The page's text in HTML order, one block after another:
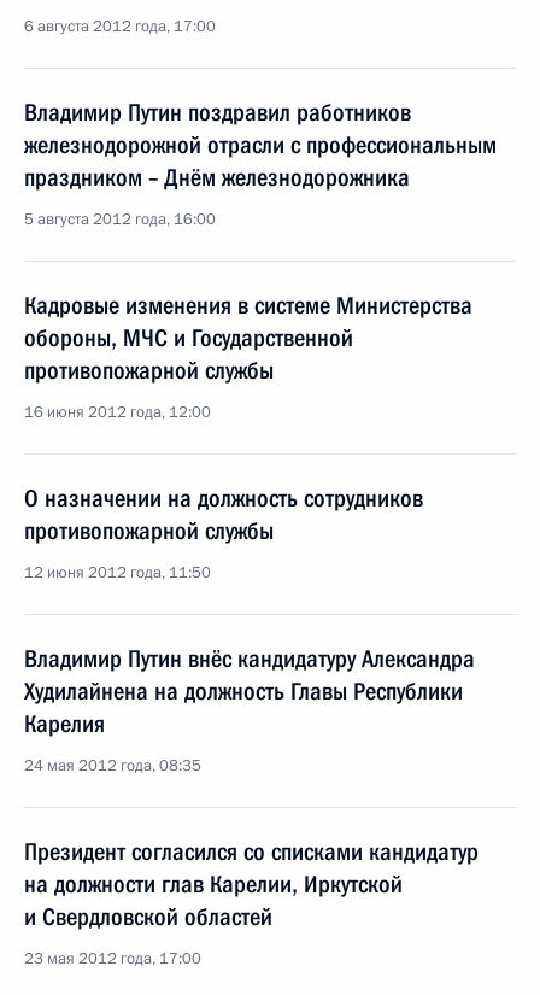
6 августа 2012 года, 17:00
Владимир Путин поздравил работников
железнодорожной отрасли с профессиональным
праздником – Днём железнодорожника
5 августа 2012 года, 16:00
Кадровые изменения в системе Министерства
обороны, МЧС и Государственной
противопожарной службы
16 июня 2012 года, 12:00
О назначении на должность сотрудников
противопожарной службы
12 июня 2012 года, 11:50
Владимир Путин внёс кандидатуру Александра
Худилайнена на должность Главы Республики
Карелия
24 мая 2012 года, 08:35
Президент согласился со списками кандидатур
на должности глав Карелии, Иркутской
и Свердловской областей
23 мая 2012 года, 17:00